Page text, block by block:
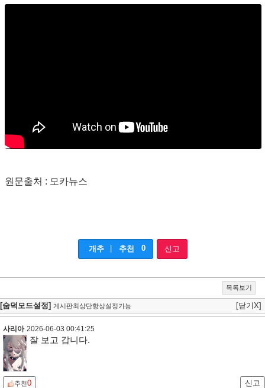
원문출처 : 모카뉴스
개추 추천 0 신고
목록보기
[숨덕모드설정] 게시판최상단항상설정가능 [닫기X]
사리아 2026-06-03 00:41:25
잘 보고 갑니다.
추천0 신고